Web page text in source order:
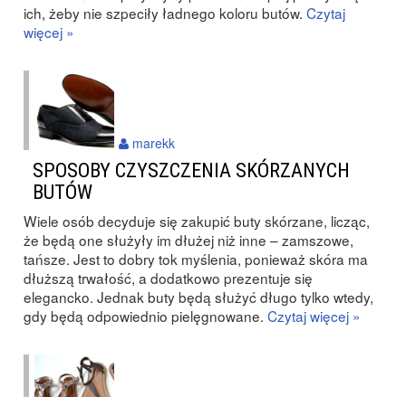
ich, żeby nie szpeciły ładnego koloru butów. Czytaj
więcej »
SPOSOBY CZYSZCZENIA SKÓRZANYCH
BUTÓW
Wiele osób decyduje się zakupić buty skórzane, licząc,
że będą one służyły im dłużej niż inne – zamszowe,
tańsze. Jest to dobry tok myślenia, ponieważ skóra ma
dłuższą trwałość, a dodatkowo prezentuje się
elegancko. Jednak buty będą służyć długo tylko wtedy,
gdy będą odpowiednio pielęgnowane. Czytaj więcej »
marekk